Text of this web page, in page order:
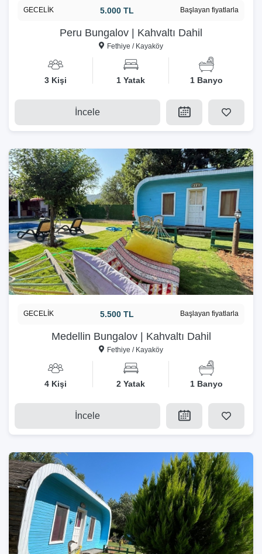
Peru Bungalov | Kahvaltı Dahil
Fethiye / Kayaköy
GECELİK 5.000 TL Başlayan fiyatlarla
3 Kişi 1 Yatak 1 Banyo
İncele
Medellin Bungalov | Kahvaltı Dahil
Fethiye / Kayaköy
GECELİK 5.500 TL Başlayan fiyatlarla
4 Kişi 2 Yatak 1 Banyo
İncele